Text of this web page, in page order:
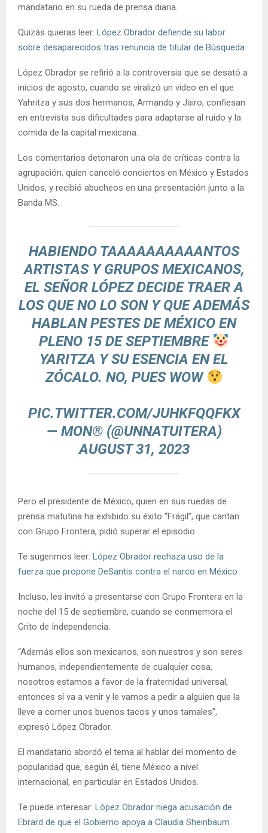
mandatario en su rueda de prensa diaria.
Quizás quieras leer: López Obrador defiende su labor
sobre desaparecidos tras renuncia de titular de Búsqueda
López Obrador se refirió a la controversia que se desató a
inicios de agosto, cuando se viralizó un video en el que
Yahritza y sus dos hermanos, Armando y Jairo, confiesan
en entrevista sus dificultades para adaptarse al ruido y la
comida de la capital mexicana.
Los comentarios detonaron una ola de críticas contra la
agrupación, quien canceló conciertos en México y Estados
Unidos, y recibió abucheos en una presentación junto a la
Banda MS.
HABIENDO TAAAAAAAAAANTOS
ARTISTAS Y GRUPOS MEXICANOS,
EL SEÑOR LÓPEZ DECIDE TRAER A
LOS QUE NO LO SON Y QUE ADEMÁS
HABLAN PESTES DE MÉXICO EN
PLENO 15 DE SEPTIEMBRE
YARITZA Y SU ESENCIA EN EL
ZÓCALO. NO, PUES WOW
PIC.TWITTER.COM/JUHKFQQFKX
— MON® (@UNNATUITERA)
AUGUST 31, 2023
Pero el presidente de México, quien en sus ruedas de
prensa matutina ha exhibido su éxito “Frágil”, que cantan
con Grupo Frontera, pidió superar el episodio.
Te sugerimos leer: López Obrador rechaza uso de la
fuerza que propone DeSantis contra el narco en México
Incluso, les invitó a presentarse con Grupo Frontera en la
noche del 15 de septiembre, cuando se conmemora el
Grito de Independencia.
“Además ellos son mexicanos, son nuestros y son seres
humanos, independientemente de cualquier cosa,
nosotros estamos a favor de la fraternidad universal,
entonces sí va a venir y le vamos a pedir a alguien que la
lleve a comer unos buenos tacos y unos tamales”,
expresó López Obrador.
El mandatario abordó el tema al hablar del momento de
popularidad que, según él, tiene México a nivel
internacional, en particular en Estados Unidos.
Te puede interesar: López Obrador niega acusación de
Ebrard de que el Gobierno apoya a Claudia Sheinbaum